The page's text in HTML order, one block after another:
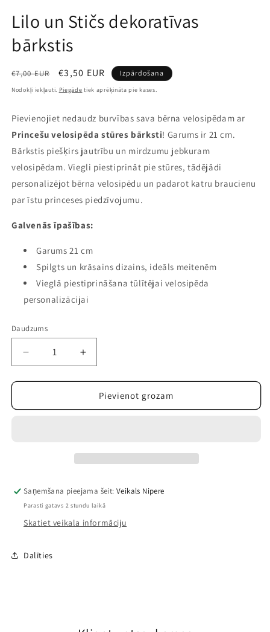
Lilo un Stičs dekoratīvas
bārkstis
Parastā
cena
€7,00 EUR
Pārdošanas
cena
€3,50 EUR Izpārdošana
Nodokļi iekļauti. Piegāde tiek aprēķināta pie kases.
Pievienojiet nedaudz burvības sava bērna velosipēdam ar
Princešu velosipēda stūres bārksti! Garums ir 21 cm.
Bārkstis piešķirs jautrību un mirdzumu jebkuram
velosipēdam. Viegli piestiprināt pie stūres, tādējādi
personalizējot bērna velosipēdu un padarot katru braucienu
par īstu princeses piedzīvojumu.
Galvenās īpašības:
Garums 21 cm
Spilgts un krāsains dizains, ideāls meitenēm
Vieglā piestiprināšana tūlītējai velosipēda
personalizācijai
Daudzums
Samazināt
daudzumu
precei
un
Palielināt
daudzumu
precei
un
Pievienot grozam
Saņemšana pieejama šeit:Veikals Nipere
Parasti gatavs 2 stundu laikā
Skatiet veikala informāciju
Dalīties